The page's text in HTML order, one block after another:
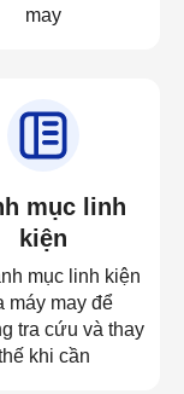
may
mục linh
kiện
mục linh kiện
máy may để
tra cứu và thay
khi cần